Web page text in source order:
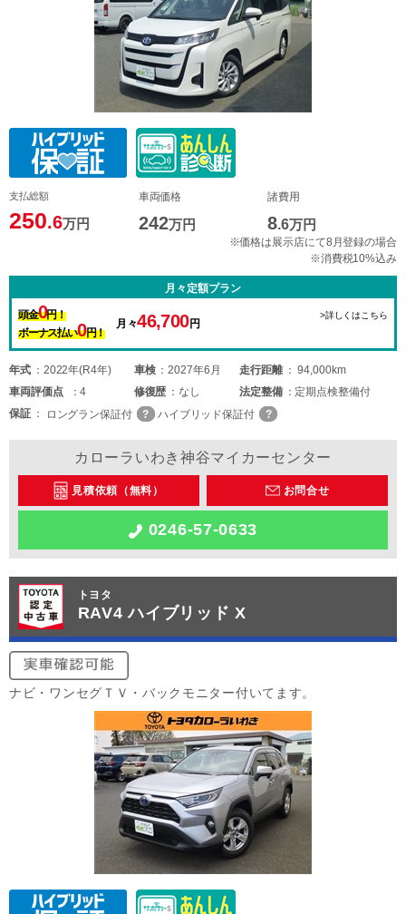
支払総額
250.6万円
車両価格
242万円
諸費用
8.6万円
※価格は展示店にて8月登録の場合
※消費税10%込み
月々定額プラン
頭金0円！
ボーナス払い0円！
月々46,700円
>詳しくはこちら
年式 2022年(R4年) 車検 2027年6月 走行距離
94,000km
車両評価点 4 修復歴 なし 法定整備
定期点検整備付
保証
ロングラン保証付 ハイブリッド保証付
カローラいわき神谷マイカーセンター
見積依頼（無料） お問合せ
0246-57-0633
トヨタ
RAV4 ハイブリッド X
ナビ・ワンセグＴＶ・バックモニター付いてます。